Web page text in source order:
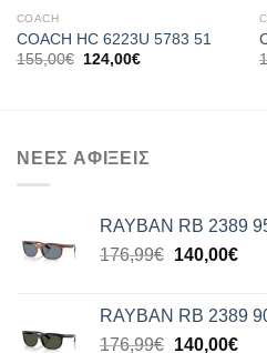
COACH
COACH HC 6223U 5783 51
155,00€
Original
124,00€Η
ΝΕΕΣ ΑΦΙΞΕΙΣ
RAYBAN RB 2389
176,99€ Original
176,99€.
140,00€Η
RAYBAN RB 2389
176,99€ Original
140,00€Η